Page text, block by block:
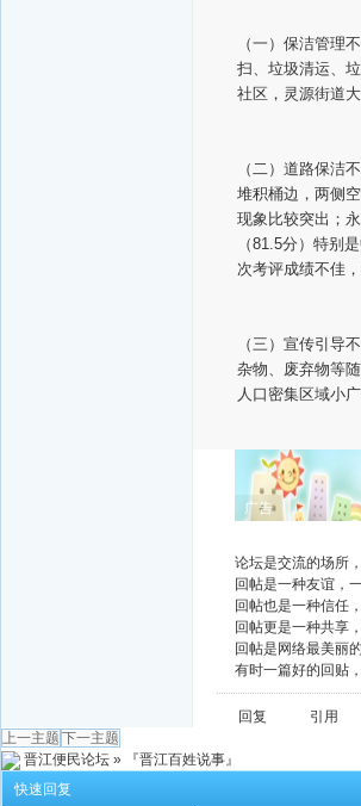
（一）保洁管理
扫、垃圾清运、
社区，灵源街道
（二）道路保洁
堆积桶边，两侧
现象比较突出；
（81.5分）特别
次考评成绩不佳
（三）宣传引导
杂物、废弃物等
人口密集区域小
广告
论坛是交流的场所
回帖是一种友谊，
回帖也是一种信任
回帖更是一种共享
回帖是网络最美丽
有时一篇好的回贴
回复
引用
上一主题 下一主题
晋江便民论坛 »
『晋江百姓说事』
快速回复